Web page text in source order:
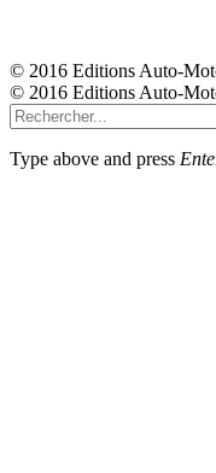
© 2016 Editions Auto-
© 2016 Editions Auto-
Type above and press